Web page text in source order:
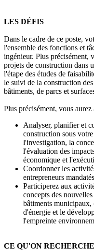
LES DÉFIS
Dans le cadre de ce poste,
l'ensemble des fonctions et
ingénieur. Plus précisément,
projets de construction dans
l'étape des études de
le suivi de la construction
bâtiments, de parcs et
Plus précisément, vous aurez
Analyser, planifier et
construction sous
l'investigation, la
l'évaluation des
économique et
Coordonner les
entrepreneurs
Participerez aux
concepts des
bâtiments municipaux,
d'énergie et le
l'empreinte
CE QU'ON RECHERCHE